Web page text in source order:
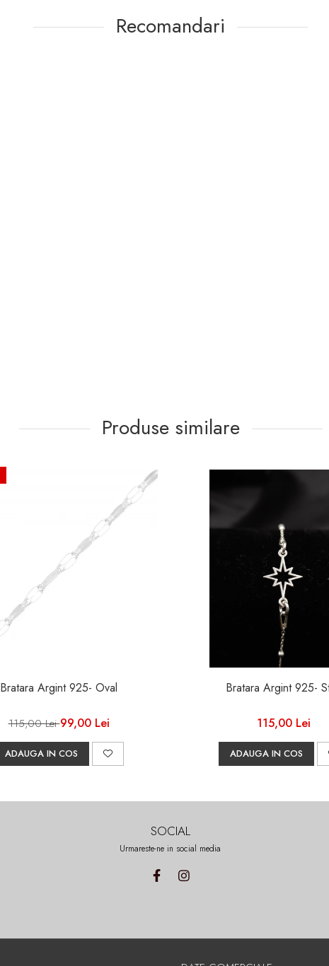
Recomandari
Produse similare
Bratara Argint 925- Oval
115,00 Lei99,00 Lei
ADAUGA IN COS
115,00 Lei
ADAUGA IN COS
SOCIAL
Urmareste-ne in social media